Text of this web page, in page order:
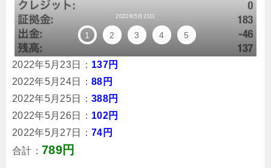
2022年5月23日
1 2 3 4 5
2022年5月23日： 137円
2022年5月24日： 88円
2022年5月25日： 388円
2022年5月26日： 102円
2022年5月27日： 74円
合計： 789円